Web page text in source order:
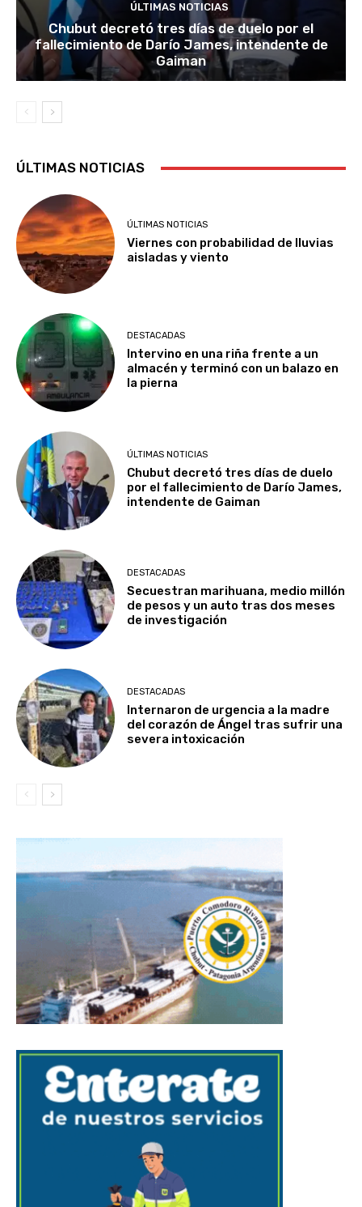
ÚLTIMAS NOTICIAS
Chubut decretó tres días de duelo por el
fallecimiento de Darío James, intendente de
Gaiman
ÚLTIMAS NOTICIAS
ÚLTIMAS NOTICIAS
Viernes con probabilidad de lluvias
aisladas y viento
DESTACADAS
Intervino en una riña frente a un
almacén y terminó con un balazo en
la pierna
ÚLTIMAS NOTICIAS
Chubut decretó tres días de duelo
por el fallecimiento de Darío James,
intendente de Gaiman
DESTACADAS
Secuestran marihuana, medio millón
de pesos y un auto tras dos meses
de investigación
DESTACADAS
Internaron de urgencia a la madre
del corazón de Ángel tras sufrir una
severa intoxicación